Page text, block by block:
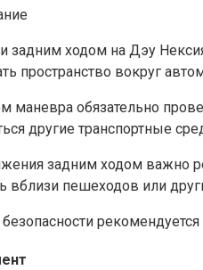
задним ходом на Дэу
пространство вокруг
маневра обязательно
другие транспортные
задним ходом важно
вблизи пешеходов или